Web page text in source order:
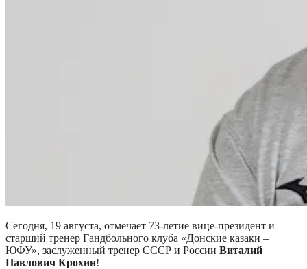
Сегодня, 19 августа, отмечает 73-летие вице-президент и
старший тренер Гандбольного клуба «Донские казаки –
ЮФУ», заслуженный тренер СССР и России Виталий
Павлович Крохин!